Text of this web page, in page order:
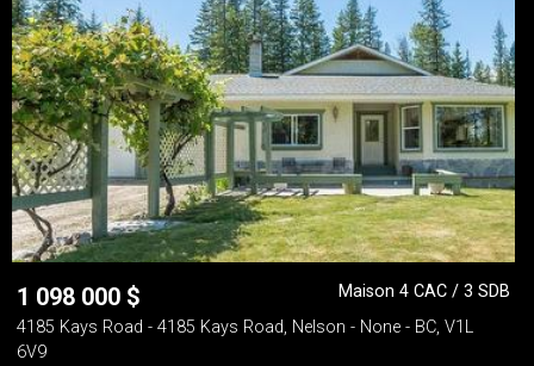
1 098 000 $
Maison 4 CAC / 3 SDB
4185 Kays Road - 4185 Kays Road, Nelson - None - BC, V1L
6V9